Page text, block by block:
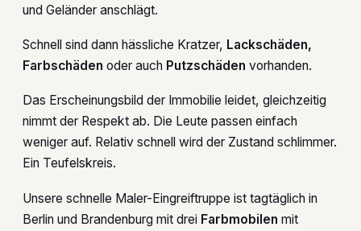
und Geländer anschlägt.
Schnell sind dann hässliche Kratzer, Lackschäden,
Farbschäden oder auch Putzschäden vorhanden.
Das Erscheinungsbild der Immobilie leidet, gleichzeitig
nimmt der Respekt ab. Die Leute passen einfach
weniger auf. Relativ schnell wird der Zustand schlimmer.
Ein Teufelskreis.
Unsere schnelle Maler-Eingreiftruppe ist tagtäglich in
Berlin und Brandenburg mit drei Farbmobilen mit